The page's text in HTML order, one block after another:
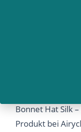
No/
Bonnet Hat Silk
Produkt bei